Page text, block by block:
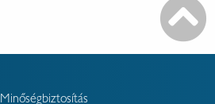
Minőségbiztosítás